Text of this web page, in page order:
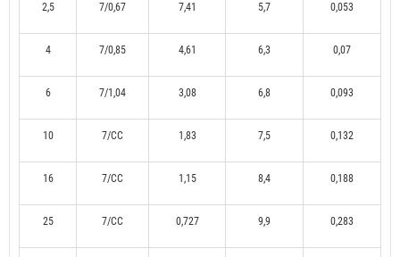
2,5 7/0,67 7,41 5,7 0,053
4 7/0,85 4,61 6,3 0,07
6 7/1,04 3,08 6,8 0,093
10 7/CC 1,83 7,5 0,132
16 7/CC 1,15 8,4 0,188
25 7/CC 0,727 9,9 0,283